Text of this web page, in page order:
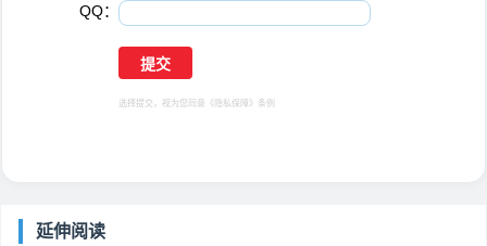
QQ：
选择提交，视为您同意 《隐私保障》 条例
延伸阅读